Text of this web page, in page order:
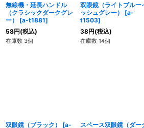
無線機・延長ハンドル
（クラシックダークグレ
ー）
[a-t1881]
58円(税込)
在庫数 3個
双眼鏡（ライトブルー
ッシュグレー）
[a-
t1503]
38円(税込)
在庫数 14個
双眼鏡（ブラック） [a-
スペース双眼鏡（ダー